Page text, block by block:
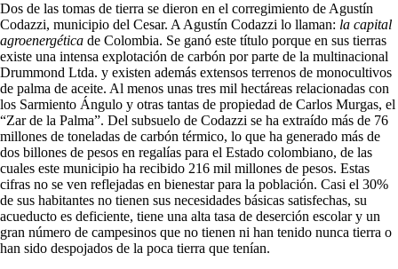
Dos de las tomas de tierra se dieron en el corregimiento de Agustín
Codazzi, municipio del Cesar. A Agustín Codazzi lo llaman: la capital
agroenergética de Colombia. Se ganó este título porque en sus tierras
existe una intensa explotación de carbón por parte de la multinacional
Drummond Ltda. y existen además extensos terrenos de monocultivos
de palma de aceite. Al menos unas tres mil hectáreas relacionadas con
los Sarmiento Ángulo y otras tantas de propiedad de Carlos Murgas, el
“Zar de la Palma”. Del subsuelo de Codazzi se ha extraído más de 76
millones de toneladas de carbón térmico, lo que ha generado más de
dos billones de pesos en regalías para el Estado colombiano, de las
cuales este municipio ha recibido 216 mil millones de pesos. Estas
cifras no se ven reflejadas en bienestar para la población. Casi el 30%
de sus habitantes no tienen sus necesidades básicas satisfechas, su
acueducto es deficiente, tiene una alta tasa de deserción escolar y un
gran número de campesinos que no tienen ni han tenido nunca tierra o
han sido despojados de la poca tierra que tenían.